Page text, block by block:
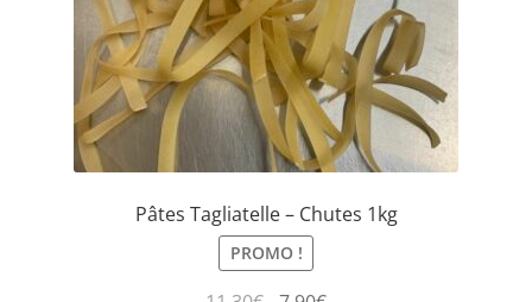
Pâtes Tagliatelle – Chutes 1kg
PROMO !